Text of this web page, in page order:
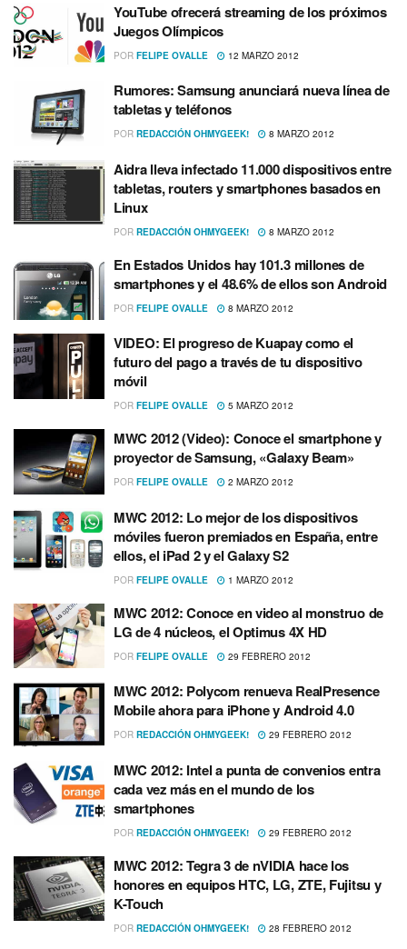
YouTube ofrecerá streaming de los próximos
Juegos Olí­mpicos
POR FELIPE OVALLE 12 MARZO 2012
Rumores: Samsung anunciará nueva lí­nea de
tabletas y teléfonos
POR REDACCIÓN OHMYGEEK! 8 MARZO 2012
Aidra lleva infectado 11.000 dispositivos entre
tabletas, routers y smartphones basados en
Linux
POR REDACCIÓN OHMYGEEK! 8 MARZO 2012
En Estados Unidos hay 101.3 millones de
smartphones y el 48.6% de ellos son Android
POR FELIPE OVALLE 8 MARZO 2012
VIDEO: El progreso de Kuapay como el
futuro del pago a través de tu dispositivo
móvil
POR FELIPE OVALLE 5 MARZO 2012
MWC 2012 (Video): Conoce el smartphone y
proyector de Samsung, «Galaxy Beam»
POR FELIPE OVALLE 2 MARZO 2012
MWC 2012: Lo mejor de los dispositivos
móviles fueron premiados en España, entre
ellos, el iPad 2 y el Galaxy S2
POR FELIPE OVALLE 1 MARZO 2012
MWC 2012: Conoce en video al monstruo de
LG de 4 núcleos, el Optimus 4X HD
POR FELIPE OVALLE 29 FEBRERO 2012
MWC 2012: Polycom renueva RealPresence
Mobile ahora para iPhone y Android 4.0
POR REDACCIÓN OHMYGEEK! 29 FEBRERO 2012
MWC 2012: Intel a punta de convenios entra
cada vez más en el mundo de los
smartphones
POR REDACCIÓN OHMYGEEK! 29 FEBRERO 2012
MWC 2012: Tegra 3 de nVIDIA hace los
honores en equipos HTC, LG, ZTE, Fujitsu y
K-Touch
POR REDACCIÓN OHMYGEEK! 28 FEBRERO 2012